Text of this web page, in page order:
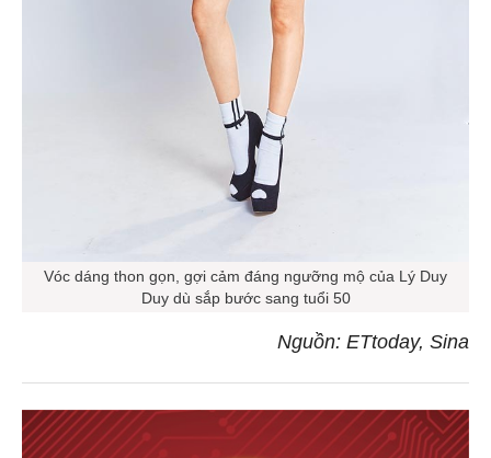
Vóc dáng thon gọn, gợi cảm đáng ngưỡng mộ của Lý Duy
Duy dù sắp bước sang tuổi 50
Nguồn: ETtoday, Sina